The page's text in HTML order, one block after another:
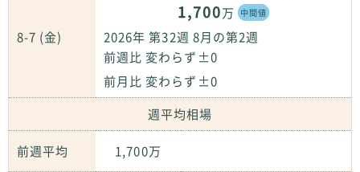
8-7 (金)
1,700万 中間値
2026年 第32週 8月の第2週
前週比 変わらず±0
前月比 変わらず±0
週平均相場
前週平均 1,700万